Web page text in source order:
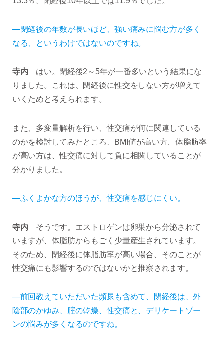
―閉経後の年数が長いほど、強い痛みに悩む方が多く
なる、というわけではないのですね。
寺内 はい。閉経後2～5年が一番多いという結果にな
りました。これは、閉経後に性交をしない方が増えて
いくためと考えられます。
また、多変量解析を行い、性交痛が何に関連している
のかを検討してみたところ、BMI値が高い方、体脂肪率
が高い方は、性交痛に対して負に相関していることが
分かりました。
―ふくよかな方のほうが、性交痛を感じにくい。
寺内 そうです。エストロゲンは卵巣から分泌されて
いますが、体脂肪からもごく少量産生されています。
そのため、閉経後に体脂肪率が高い場合、そのことが
性交痛にも影響するのではないかと推察されます。
―前回教えていただいた頻尿も含めて、閉経後は、外
陰部のかゆみ、腟の乾燥、性交痛と、デリケートゾー
ンの悩みが多くなるのですね。